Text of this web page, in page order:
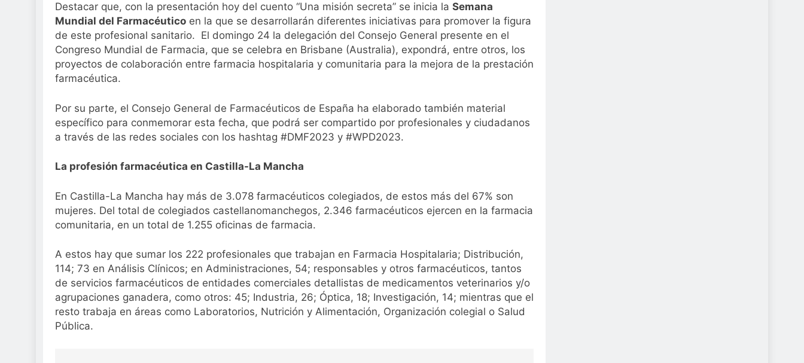
Destacar que, con la presentación hoy del cuento “Una misión secreta” se inicia la Semana
Mundial del Farmacéutico en la que se desarrollarán diferentes iniciativas para promover la figura
de este profesional sanitario. El domingo 24 la delegación del Consejo General presente en el
Congreso Mundial de Farmacia, que se celebra en Brisbane (Australia), expondrá, entre otros, los
proyectos de colaboración entre farmacia hospitalaria y comunitaria para la mejora de la prestación
farmacéutica.
Por su parte, el Consejo General de Farmacéuticos de España ha elaborado también material
específico para conmemorar esta fecha, que podrá ser compartido por profesionales y ciudadanos
a través de las redes sociales con los hashtag #DMF2023 y #WPD2023.
La profesión farmacéutica en Castilla-La Mancha
En Castilla-La Mancha hay más de 3.078 farmacéuticos colegiados, de estos más del 67% son
mujeres. Del total de colegiados castellanomanchegos, 2.346 farmacéuticos ejercen en la farmacia
comunitaria, en un total de 1.255 oficinas de farmacia.
A estos hay que sumar los 222 profesionales que trabajan en Farmacia Hospitalaria; Distribución,
114; 73 en Análisis Clínicos; en Administraciones, 54; responsables y otros farmacéuticos, tantos
de servicios farmacéuticos de entidades comerciales detallistas de medicamentos veterinarios y/o
agrupaciones ganadera, como otros: 45; Industria, 26; Óptica, 18; Investigación, 14; mientras que el
resto trabaja en áreas como Laboratorios, Nutrición y Alimentación, Organización colegial o Salud
Pública.